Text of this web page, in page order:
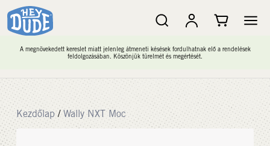
A megnövekedett kereslet miatt jelenleg átmeneti késések fordulhatnak elő a rendelések
feldolgozásában. Köszönjük türelmét és megértését.
Kezdőlap / Wally NXT Moc